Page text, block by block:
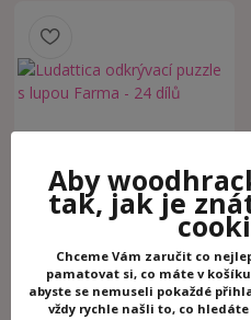
Ludattica odkrývací
puzzle s lupou Farma - 24
dílů
349 Kč/ks
odesíláme
ihned
Přidat do košíku
Aby
tak, jak je
Chceme Vám zaručit co
pamatovat si, co máte v
abyste se nemuseli pokaždé
vždy rychle našli to, co